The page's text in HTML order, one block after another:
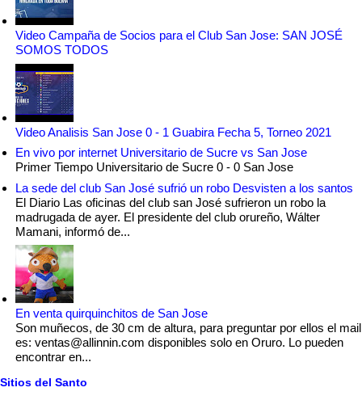
Video Campaña de Socios para el Club San Jose: SAN JOSÉ
SOMOS TODOS
Video Analisis San Jose 0 - 1 Guabira Fecha 5, Torneo 2021
En vivo por internet Universitario de Sucre vs San Jose
Primer Tiempo Universitario de Sucre 0 - 0 San Jose
La sede del club San José sufrió un robo Desvisten a los santos
El Diario Las oficinas del club san José sufrieron un robo la
madrugada de ayer. El presidente del club orureño, Wálter
Mamani, informó de...
En venta quirquinchitos de San Jose
Son muñecos, de 30 cm de altura, para preguntar por ellos el mail
es: ventas@allinnin.com disponibles solo en Oruro. Lo pueden
encontrar en...
Sitios del Santo